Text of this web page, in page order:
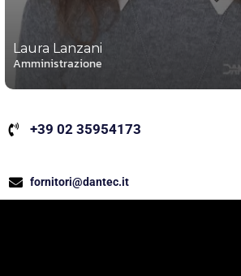
Laura Lanzani
Amministrazione
+39 02 35954173
fornitori@dantec.it